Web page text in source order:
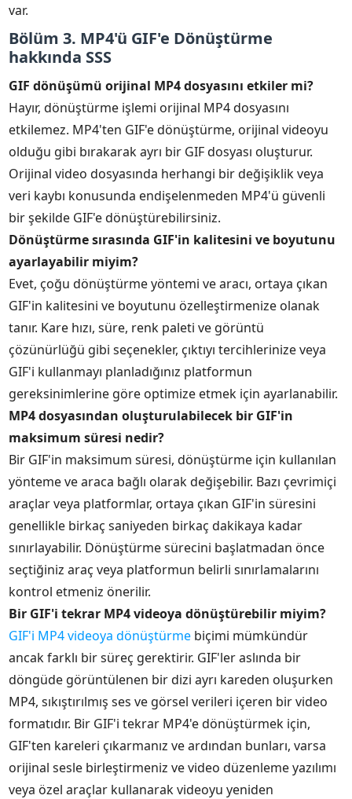
var.
Bölüm 3. MP4'ü GIF'e Dönüştürme
hakkında SSS
GIF dönüşümü orijinal MP4 dosyasını etkiler mi?
Hayır, dönüştürme işlemi orijinal MP4 dosyasını
etkilemez. MP4'ten GIF'e dönüştürme, orijinal videoyu
olduğu gibi bırakarak ayrı bir GIF dosyası oluşturur.
Orijinal video dosyasında herhangi bir değişiklik veya
veri kaybı konusunda endişelenmeden MP4'ü güvenli
bir şekilde GIF'e dönüştürebilirsiniz.
Dönüştürme sırasında GIF'in kalitesini ve boyutunu
ayarlayabilir miyim?
Evet, çoğu dönüştürme yöntemi ve aracı, ortaya çıkan
GIF'in kalitesini ve boyutunu özelleştirmenize olanak
tanır. Kare hızı, süre, renk paleti ve görüntü
çözünürlüğü gibi seçenekler, çıktıyı tercihlerinize veya
GIF'i kullanmayı planladığınız platformun
gereksinimlerine göre optimize etmek için ayarlanabilir.
MP4 dosyasından oluşturulabilecek bir GIF'in
maksimum süresi nedir?
Bir GIF'in maksimum süresi, dönüştürme için kullanılan
yönteme ve araca bağlı olarak değişebilir. Bazı çevrimiçi
araçlar veya platformlar, ortaya çıkan GIF'in süresini
genellikle birkaç saniyeden birkaç dakikaya kadar
sınırlayabilir. Dönüştürme sürecini başlatmadan önce
seçtiğiniz araç veya platformun belirli sınırlamalarını
kontrol etmeniz önerilir.
Bir GIF'i tekrar MP4 videoya dönüştürebilir miyim?
GIF'i MP4 videoya dönüştürme biçimi mümkündür
ancak farklı bir süreç gerektirir. GIF'ler aslında bir
döngüde görüntülenen bir dizi ayrı kareden oluşurken
MP4, sıkıştırılmış ses ve görsel verileri içeren bir video
formatıdır. Bir GIF'i tekrar MP4'e dönüştürmek için,
GIF'ten kareleri çıkarmanız ve ardından bunları, varsa
orijinal sesle birleştirmeniz ve video düzenleme yazılımı
veya özel araçlar kullanarak videoyu yeniden